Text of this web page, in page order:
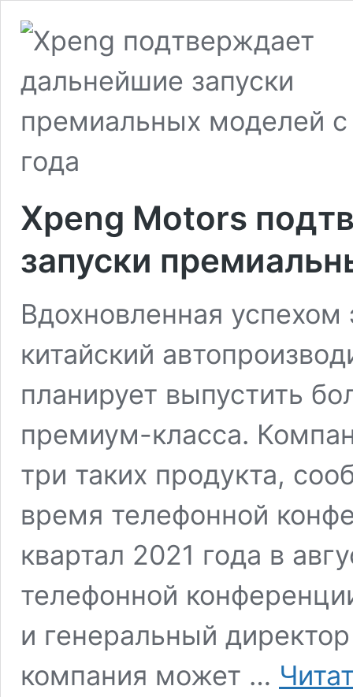
Xpeng Motors
запуски
Вдохновленная
китайский
планирует выпустить
премиум-класса.
три таких продукта,
время телефонной
квартал 2021 года в
телефонной
и генеральный
компания может …